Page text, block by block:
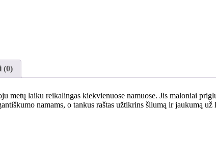
(0)
metų laiku reikalingas kiekvienuose namuose. Jis maloniai
namams, o tankus raštas užtikrins šilumą ir jaukumą